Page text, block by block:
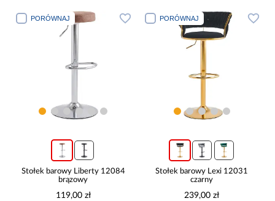
PORÓWNAJ
Stołek barowy Liberty 12084
brązowy
119,00 zł
PORÓWNAJ
Stołek barowy Lexi 12031
czarny
239,00 zł